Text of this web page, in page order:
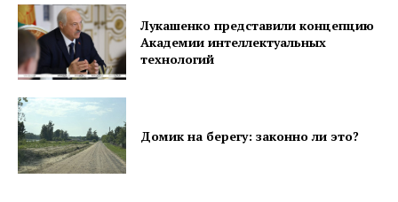
Газета
"Драгічынскі Веснік"
Лукашенко представили концепцию
Академии интеллектуальных
технологий
Домик на берегу: законно ли это?